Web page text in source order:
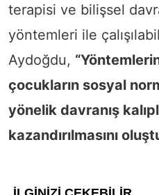
terapisi ve bilişsel
yöntemleri ile
Aydoğdu,
çocukların sosyal
yönelik davranış
kazandırılmasını